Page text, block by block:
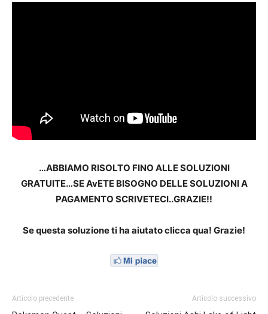
…ABBIAMO RISOLTO FINO ALLE SOLUZIONI
GRATUITE…SE AvETE BISOGNO DELLE SOLUZIONI A
PAGAMENTO SCRIVETECI..GRAZIE!!
Se questa soluzione ti ha aiutato clicca qua! Grazie!
Articolo precedente Articolo successivo